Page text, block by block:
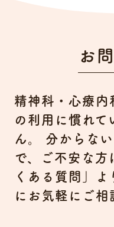
お
精神科・心療内
の利用に慣れて
ん。
分からな
で、ご不安な方
くある質問」よ
にお気軽にご相